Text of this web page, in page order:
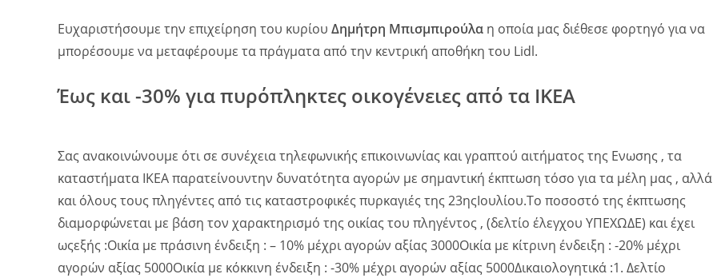
Ευχαριστήσουμε την επιχείρηση του κυρίου Δημήτρη Μπισμπιρούλα η οποία μας διέθεσε φορτηγό για να
μπορέσουμε να μεταφέρουμε τα πράγματα από την κεντρική αποθήκη του Lidl.
Έως και -30% για πυρόπληκτες οικογένειες από τα ΙΚΕΑ
Σας ανακοινώνουμε ότι σε συνέχεια τηλεφωνικής επικοινωνίας και γραπτού αιτήματος της Ενωσης , τα
καταστήματα IKEA παρατείνουντην δυνατότητα αγορών με σημαντική έκπτωση τόσο για τα μέλη μας , αλλά
και όλους τους πληγέντες από τις καταστροφικές πυρκαγιές της 23ηςΙουλίου.Το ποσοστό της έκπτωσης
διαμορφώνεται με βάση τον χαρακτηρισμό της οικίας του πληγέντος , (δελτίο έλεγχου ΥΠΕΧΩΔΕ) και έχει
ωςεξής :Οικία με πράσινη ένδειξη : – 10% μέχρι αγορών αξίας 3000Οικία με κίτρινη ένδειξη : -20% μέχρι
αγορών αξίας 5000Οικία με κόκκινη ένδειξη : -30% μέχρι αγορών αξίας 5000Δικαιολογητικά :1. Δελτίο